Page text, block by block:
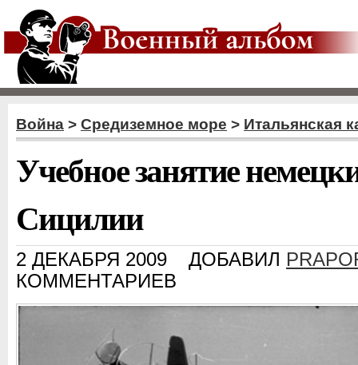
Война > Средиземное море > Итальянская
Учебное занятие
Сицилии
2 ДЕКАБРЯ 2009 ДОБАВИЛ
КОММЕНТАРИЕВ